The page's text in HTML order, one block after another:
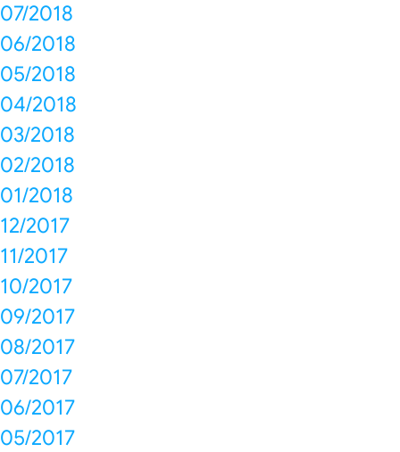
07/2018
06/2018
05/2018
04/2018
03/2018
02/2018
01/2018
12/2017
11/2017
10/2017
09/2017
08/2017
07/2017
06/2017
05/2017